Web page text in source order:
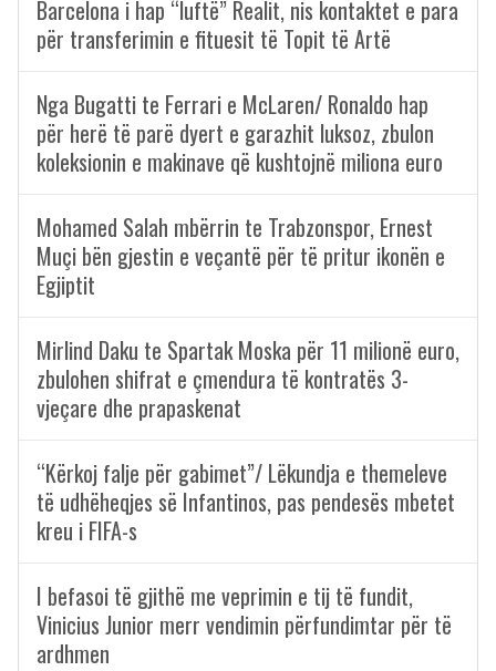
Barcelona i hap “luftë” Realit, nis kontaktet e para
për transferimin e fituesit të Topit të Artë
Nga Bugatti te Ferrari e McLaren/ Ronaldo hap
për herë të parë dyert e garazhit luksoz, zbulon
koleksionin e makinave që kushtojnë miliona euro
Mohamed Salah mbërrin te Trabzonspor, Ernest
Muçi bën gjestin e veçantë për të pritur ikonën e
Egjiptit
Mirlind Daku te Spartak Moska për 11 milionë euro,
zbulohen shifrat e çmendura të kontratës 3-
vjeçare dhe prapaskenat
“Kërkoj falje për gabimet”/ Lëkundja e themeleve
të udhëheqjes së Infantinos, pas pendesës mbetet
kreu i FIFA-s
I befasoi të gjithë me veprimin e tij të fundit,
Vinicius Junior merr vendimin përfundimtar për të
ardhmen